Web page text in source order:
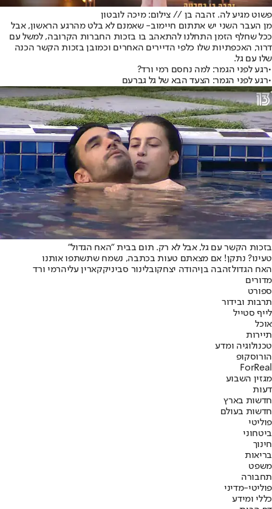
פשוט מגיע לה. זהבה בן // צילום: מיכה לובטון
מן העבר השני יש אתתום חיימוב- שאמנם לא בלט מהרגע הראשון, אבל
ככל שחלף הזמן התחלנו להתאהב בו בזכות החברות הקרובה, למשל עם
דרור, האכפתיות שלו כלפי הדיירים האחרים וכמובן בזכות הקשר הכנה
שלו עם גל.
•רגע לפני הגמר: למה נחסם רמי ורד?
•רגע לפני הגמר: הצעד הבא של גל גברעם
בזכות הקשר עם גל, אבל לא רק. תום בבית "האח הגדול"
טעינו? נתקן! אם מצאתם טעות בכתבה, נשמח שתשתפו אותנו
האח הגדולזהבה בןיהודה יצחקובלינור סביניקקארין עליהרמי ורד
מדורים
ספורט
תרבות ובידור
לייף סטייל
אוכל
תיירות
טכנולוגיה ומדע
הורוסקופ
ForReal
מגזין השבוע
דעות
חדשות בארץ
חדשות בעולם
פוליטי
ביטחוני
חינוך
בריאות
משפט
תחבורה
פוליטי-מדיני
כללי ומידע